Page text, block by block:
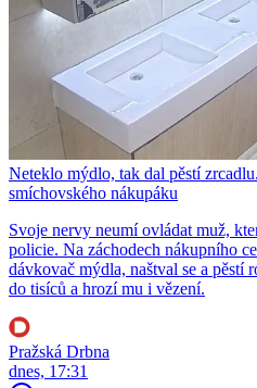
Neteklo mýdlo, tak dal pěstí
smíchovského nákupáku
Svoje nervy neumí ovládat muž,
policie. Na záchodech nákupního
dávkovač mýdla, naštval se a pěstí
do tisíců a hrozí mu i vězení.
Pražská Drbna
dnes, 17:31